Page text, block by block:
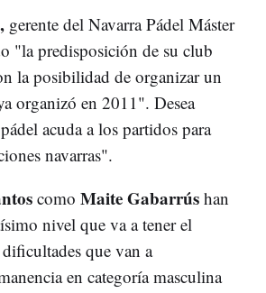
gerente del Navarra Pádel Máster
"la predisposición de su club
la posibilidad de organizar un
organizó en 2011". Desea
acuda a los partidos para
navarras".
como Maite Gabarrús han
nivel que va a tener el
que van a
en categoría masculina